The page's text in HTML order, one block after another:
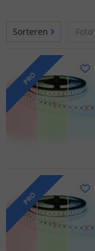
Verkrijgbaar in
Sorteren
PRO
PRO